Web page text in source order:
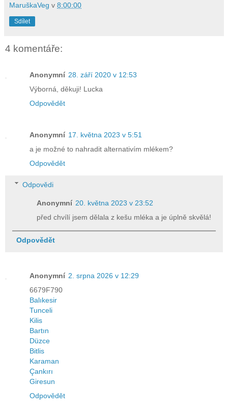
MaruškaVeg v 8:00:00
Sdílet
4 komentáře:
Anonymní 28. září 2020 v 12:53
Výborná, děkuji! Lucka
Odpovědět
Anonymní 17. května 2023 v 5:51
a je možné to nahradit alternativím mlékem?
Odpovědět
Odpovědi
Anonymní 20. května 2023 v 23:52
před chvílí jsem dělala z kešu mléka a je úplně skvělá!
Odpovědět
Anonymní 2. srpna 2026 v 12:29
6679F790
Balıkesir
Tunceli
Kilis
Bartın
Düzce
Bitlis
Karaman
Çankırı
Giresun
Odpovědět